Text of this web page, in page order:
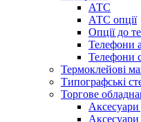
АТС
АТС опції
Опції до
Телефони
Телефони
Термоклейові
Типографські
Торгове